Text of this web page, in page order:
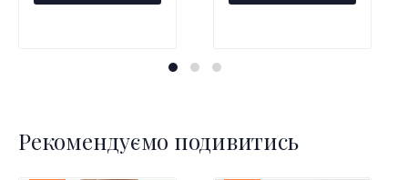
Рекомендуємо подивитись